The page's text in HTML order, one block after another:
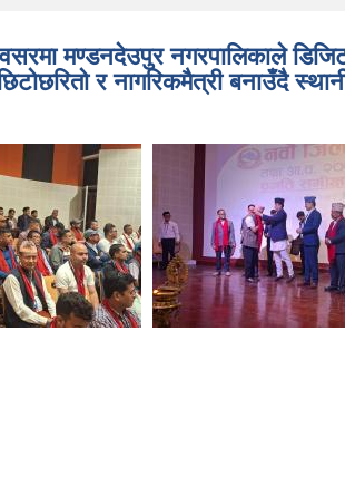
मण्डनदेउपुर नगरपालिकाले
र नागरिकमैत्री बनाउँदै